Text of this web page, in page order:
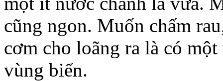
cũng ngon. Muốn chấm
cơm cho loãng ra là có
vùng biển.